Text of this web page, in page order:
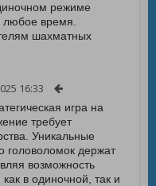
режиме
любое время.
шахматных
16:33
игра на
требует
Уникальные
головоломок держат
возможность
в одиночной, так и